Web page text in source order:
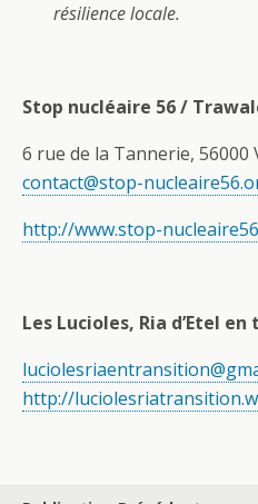
résilience locale.
Stop nucléaire 56 /
6 rue de la Tannerie, 56000
contact@stop-
http://www.stop-
Les Lucioles, Ria d’Etel
http://